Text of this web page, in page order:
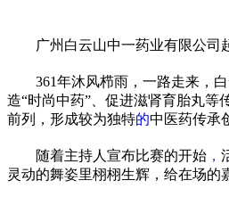
广州白云山中一药业有限公司
361年沐风栉雨，一路走来，
造“时尚中药”、促进滋肾育胎丸
前列，形成较为独特的中医药传承
随着主持人宣布比赛的开始 ，
灵动的舞姿里栩栩生辉，给在场的